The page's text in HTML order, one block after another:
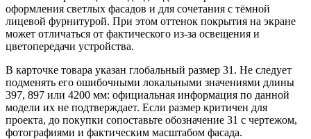
оформления светлых фасадов и для сочетания с тёмной
лицевой фурнитурой. При этом оттенок покрытия на экране
может отличаться от фактического из-за освещения и
цветопередачи устройства.
В карточке товара указан глобальный размер 31. Не следует
подменять его ошибочными локальными значениями длины
397, 897 или 4200 мм: официальная информация по данной
модели их не подтверждает. Если размер критичен для
проекта, до покупки сопоставьте обозначение 31 с чертежом,
фотографиями и фактическим масштабом фасада.